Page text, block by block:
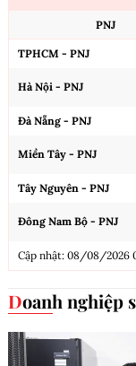
PNJ
TPHCM - PNJ
Hà Nội - PNJ
Đà Nẵng - PNJ
Miền Tây - PNJ
Tây Nguyên - PNJ
Đông Nam Bộ - PNJ
Cập nhật: 08/08/2026
Doanh nghiệp